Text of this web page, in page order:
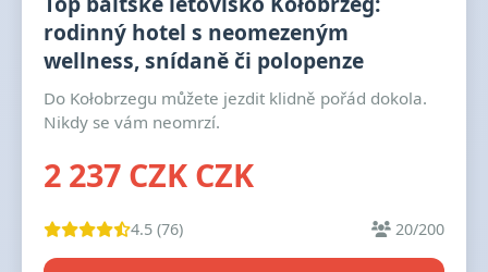
rodinný hotel s neomezeným
wellness, snídaně či polopenze
Do Kołobrzegu můžete jezdit klidně pořád dokola.
Nikdy se vám neomrzí.
2 237 CZK CZK
4.5 (76) 20/200